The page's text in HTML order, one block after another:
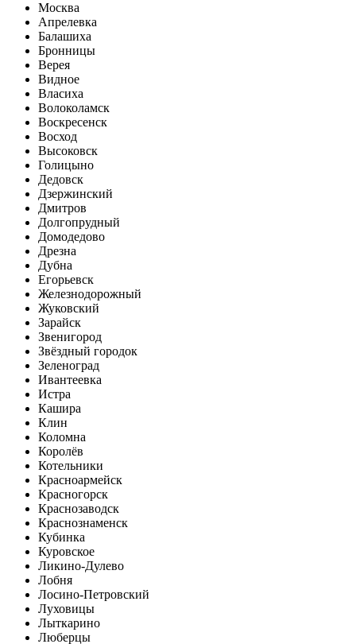
Москва
Апрелевка
Балашиха
Бронницы
Верея
Видное
Власиха
Волоколамск
Воскресенск
Восход
Высоковск
Голицыно
Дедовск
Дзержинский
Дмитров
Долгопрудный
Домодедово
Дрезна
Дубна
Егорьевск
Железнодорожный
Жуковский
Зарайск
Звенигород
Звёздный городок
Зеленоград
Ивантеевка
Истра
Кашира
Клин
Коломна
Королёв
Котельники
Красноармейск
Красногорск
Краснозаводск
Краснознаменск
Кубинка
Куровское
Ликино-Дулево
Лобня
Лосино-Петровский
Луховицы
Лыткарино
Люберцы